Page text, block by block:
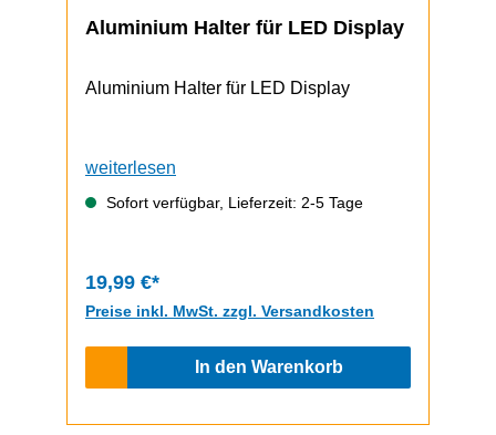
Aluminium Halter für LED Display
Aluminium Halter für LED Display
weiterlesen
Sofort verfügbar, Lieferzeit: 2-5 Tage
19,99 €*
Preise inkl. MwSt. zzgl. Versandkosten
In den Warenkorb